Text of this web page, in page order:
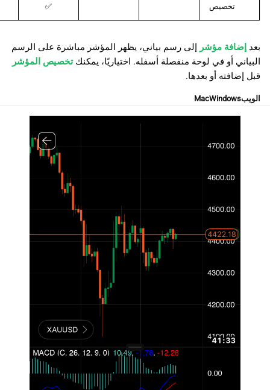
تخصيص ✅
بعد إضافة مؤشر إلى رسم بياني، يظهر المؤشر مباشرة على الرسم
البياني أو في لوحة منفصلة أسفله. اختياريًا، يمكنكتخصيص المؤشر
قبل إضافته أو بعدها.
الويبWindows
Mac